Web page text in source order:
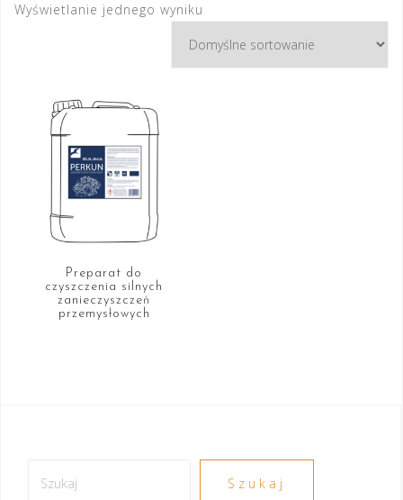
Wyświetlanie jednego wyniku
Preparat do
czyszczenia silnych
zanieczyszczeń
przemysłowych
Szukaj